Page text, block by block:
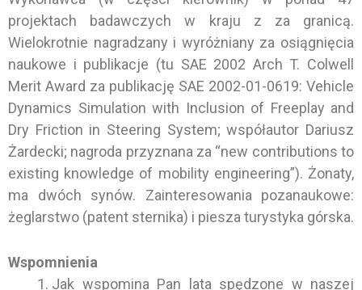
projektach badawczych w kraju z za granicą.
Wielokrotnie nagradzany i wyróżniany za osiągnięcia
naukowe i publikacje (tu SAE 2002 Arch T. Colwell
Merit Award za publikację SAE 2002-01-0619: Vehicle
Dynamics Simulation with Inclusion of Freeplay and
Dry Friction in Steering System; współautor Dariusz
Żardecki; nagroda przyznana za “new contributions to
existing knowledge of mobility engineering”). Żonaty,
ma dwóch synów. Zainteresowania pozanaukowe:
żeglarstwo (patent sternika) i piesza turystyka górska.
Wspomnienia
Jak wspomina Pan lata spędzone w naszej